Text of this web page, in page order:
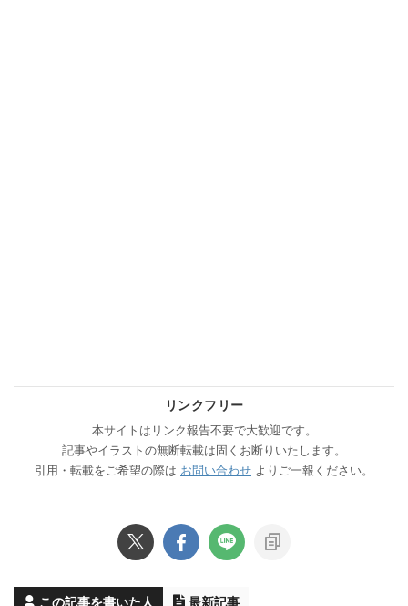
リンクフリー
本サイトはリンク報告不要で大歓迎です。
記事やイラストの無断転載は固くお断りいたします。
引用・転載をご希望の際は お問い合わせ よりご一報ください。
この記事を書いた人 最新記事